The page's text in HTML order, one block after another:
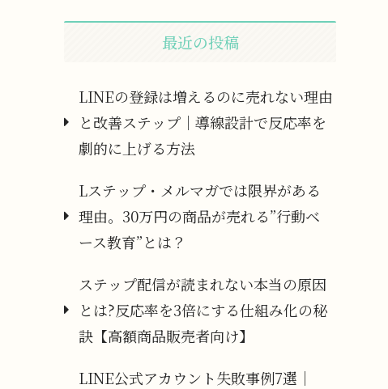
最近の投稿
LINEの登録は増えるのに売れない理由
と改善ステップ｜導線設計で反応率を
劇的に上げる方法
Lステップ・メルマガでは限界がある
理由。30万円の商品が売れる”行動ベ
ース教育”とは？
ステップ配信が読まれない本当の原因
とは?反応率を3倍にする仕組み化の秘
訣【高額商品販売者向け】
LINE公式アカウント失敗事例7選｜